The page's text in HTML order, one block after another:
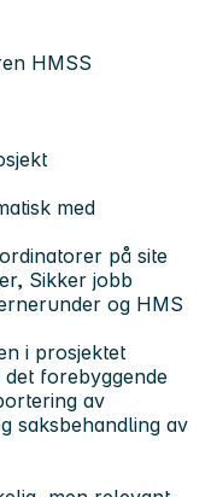
HMSS
med
på site
Sikker jobb
og HMS
i prosjektet
forebyggende
av
saksbehandling av